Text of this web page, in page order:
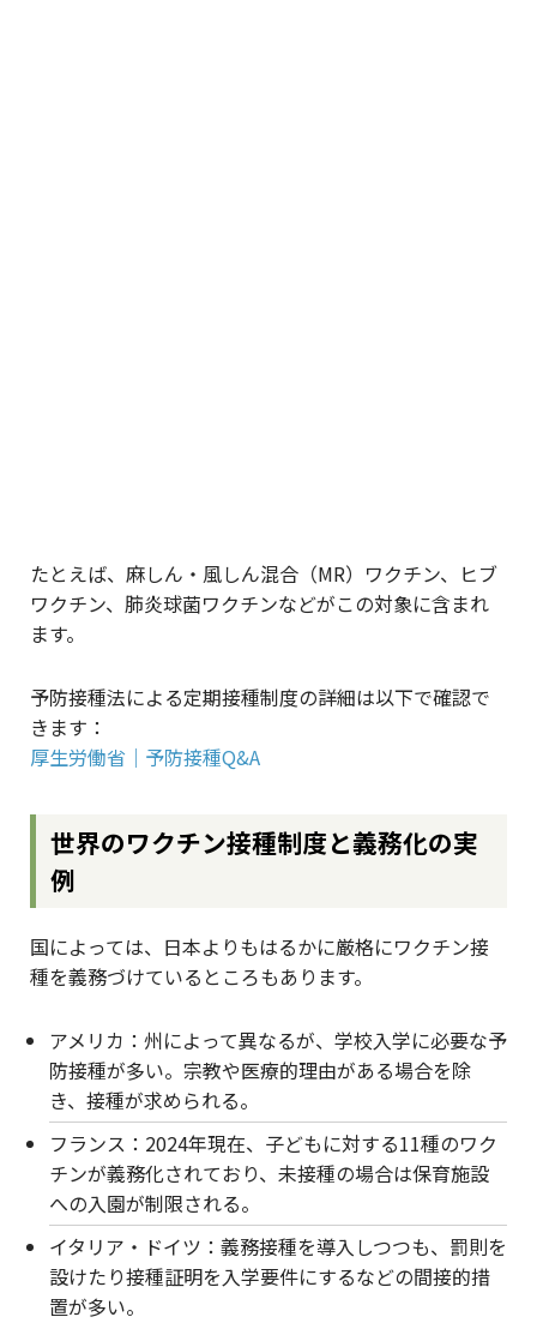
たとえば、麻しん・風しん混合（MR）ワクチン、ヒブ
ワクチン、肺炎球菌ワクチンなどがこの対象に含まれ
ます。
予防接種法による定期接種制度の詳細は以下で確認で
きます：
厚生労働省｜予防接種Q&A
世界のワクチン接種制度と義務化の実
例
国によっては、日本よりもはるかに厳格にワクチン接
種を義務づけているところもあります。
アメリカ：州によって異なるが、学校入学に必要な予
防接種が多い。宗教や医療的理由がある場合を除
き、接種が求められる。
フランス：2024年現在、子どもに対する11種のワク
チンが義務化されており、未接種の場合は保育施設
への入園が制限される。
イタリア・ドイツ：義務接種を導入しつつも、罰則を
設けたり接種証明を入学要件にするなどの間接的措
置が多い。